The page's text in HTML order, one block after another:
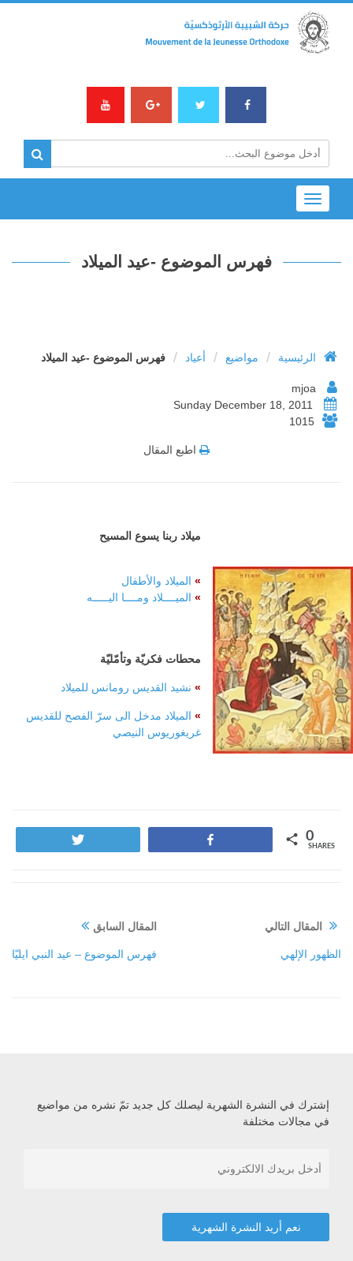
Toggle
navigation
فهرس الموضوع -عيد الميلاد
الرئيسية / مواضيع / أعياد / فهرس الموضوع -عيد الميلاد
1015
اطبع المقال
ميلاد ربنا يسوع المسيح
» الميلاد والأطفال
» الميــــلاد ومــــا اليـــــه
محطات فكريّة وتأمّليّة
» نشيد القديس رومانس للميلاد
» الميلاد مدخل الى سرّ الفصح للقديس
غريغوريوس النيصي
0
SHARES
المقال السابق
فهرس الموضوع – عيد النبي ايليّا
المقال التالي
الظهور الإلهي
إشترك في النشرة الشهرية ليصلك كل جديد تمّ نشره من مواضيع
في مجالات مختلفة